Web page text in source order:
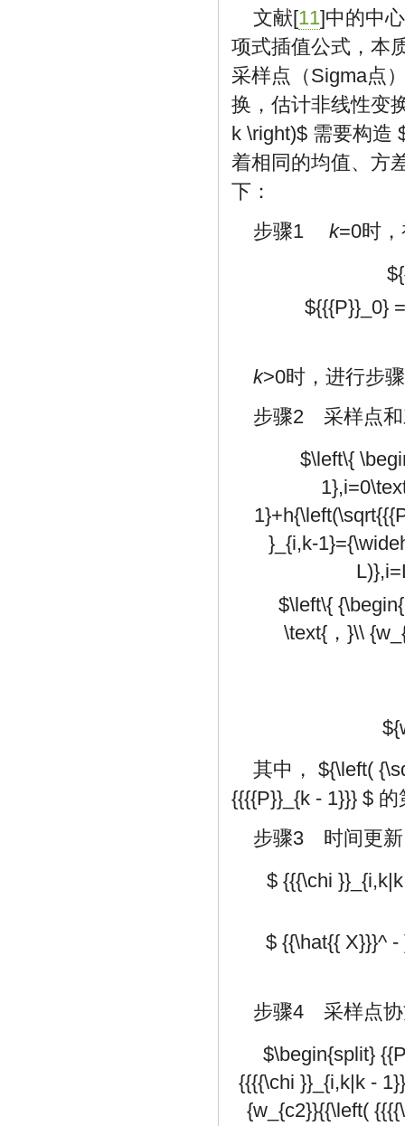
文献[11]中的中
项式插值公式，本
采样点（Sigma点
换，估计非线性变
k \right)$ 需要构造
着相同的均值、方
下：
步骤1 k=0时
${{{P}}_0}
k>0时，进行步
步骤2 采样点和
$\left\{
}_{i,k-
$\left\{
\text{，}\\
其中， ${\left(
{{{{P}}_{k - 1}}} $ 的
步骤3 时间更新
$ {{{\chi
$ {{\hat{{ X}}}^
步骤4 采样点协
$\begin{split}
{{{{\chi }}_{i,k|k -
{w_{c2}}{{\left(